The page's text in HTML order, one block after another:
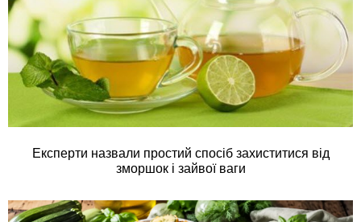
Експерти назвали простий спосіб захиститися від
зморшок і зайвої ваги